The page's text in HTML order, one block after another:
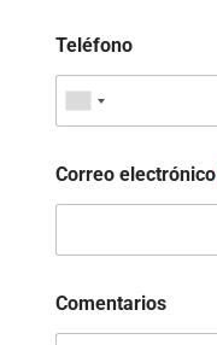
Teléfono
Correo electrónico
Comentarios